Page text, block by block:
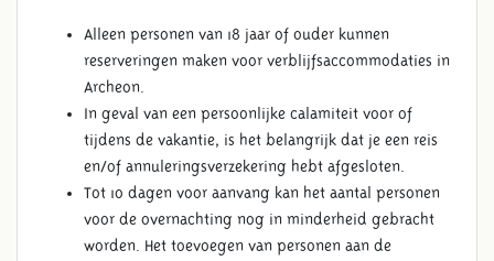
Alleen personen van 18 jaar of ouder kunnen
reserveringen maken voor verblijfsaccommodaties in
Archeon.
In geval van een persoonlijke calamiteit voor of
tijdens de vakantie, is het belangrijk dat je een reis
en/of annuleringsverzekering hebt afgesloten.
Tot 10 dagen voor aanvang kan het aantal personen
voor de overnachting nog in minderheid gebracht
worden. Het toevoegen van personen aan de